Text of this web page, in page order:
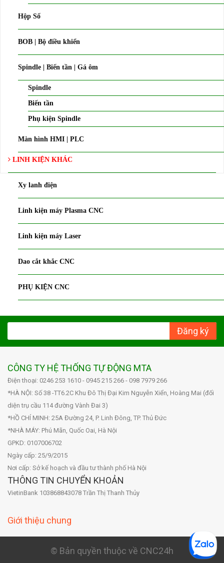
Hộp Số
BOB | Bộ điều khiển
Spindle | Biến tần | Gá ôm
Spindle
Biến tần
Phụ kiện Spindle
Màn hình HMI | PLC
LINH KIỆN KHÁC
Xy lanh điện
Linh kiện máy Plasma CNC
Linh kiện máy Laser
Dao cắt khắc CNC
PHỤ KIỆN CNC
Đăng ký
CÔNG TY HỆ THỐNG TỰ ĐỘNG MTA
Điện thoại: 0246 253 1610 - 0945 215 266 - 098 7979 266
*HÀ NỘI: Số 38 -TT6.2C Khu Đô Thị Đại Kim Nguyễn Xiển, Hoàng Mai (đối
diện trụ cầu 114 đường Vành Đai 3)
*HỒ CHÍ MINH: 25A Đường 24, P. Linh Đông, TP. Thủ Đức
*NHÀ MÁY: Phú Mãn, Quốc Oai, Hà Nội
GPKD: 0107006702
Ngày cấp: 25/9/2015
Nơi cấp: Sở kế hoạch và đầu tư thành phố Hà Nội
THÔNG TIN CHUYỂN KHOẢN
VietinBank 103868843078 Trần Thị Thanh Thủy
Giới thiệu chung
© Bản quyền thuộc về CNC24h